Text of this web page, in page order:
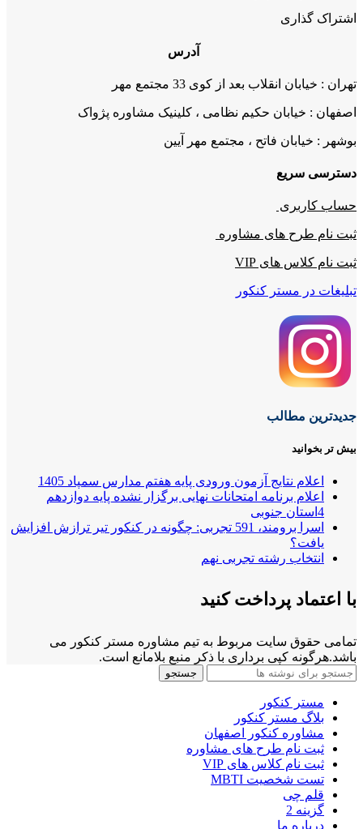
اشتراک گذاری
آدرس
تهران : خیابان انقلاب بعد از کوی 33 مجتمع مهر
اصفهان : خیابان حکیم نظامی ، کلینیک مشاوره پژواک
بوشهر : خیابان فاتح ، مجتمع مهر آیین
دسترسی سریع
حساب کاربری
ثبت نام طرح های مشاوره
ثبت نام کلاس های VIP
تبلیغات در مستر کنکور
جدیدترین مطالب
بیش تر بخوانید
اعلام نتایج آزمون ورودی پایه هفتم مدارس سمپاد 1405
اعلام برنامه امتحانات نهایی برگزار نشده پایه دوازدهم
4استان جنوبی
اسرا برومند، 591 تجربی: چگونه در کنکور تیر ترازش افزایش
یافت؟
انتخاب رشته تجربی نهم
با اعتماد پرداخت کنید
تمامی حقوق سایت مربوط به تیم مشاوره مستر کنکور می
باشد.هرگونه کپی برداری با ذکر منبع بلامانع است.
جستجو
مستر کنکور
بلاگ مستر کنکور
مشاوره کنکور اصفهان
ثبت نام طرح های مشاوره
ثبت نام کلاس های VIP
تست شخصیت MBTI
قلم چی
گزینه 2
درباره ما